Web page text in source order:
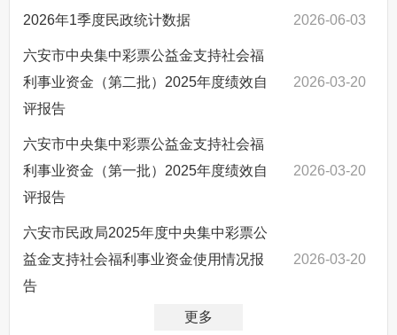
2026年1季度民政统计数据 2026-06-03
六安市中央集中彩票公益金支持社会福
利事业资金（第二批）2025年度绩效自
评报告
2026-03-20
六安市中央集中彩票公益金支持社会福
利事业资金（第一批）2025年度绩效自
评报告
2026-03-20
六安市民政局2025年度中央集中彩票公
益金支持社会福利事业资金使用情况报
告
2026-03-20
更多